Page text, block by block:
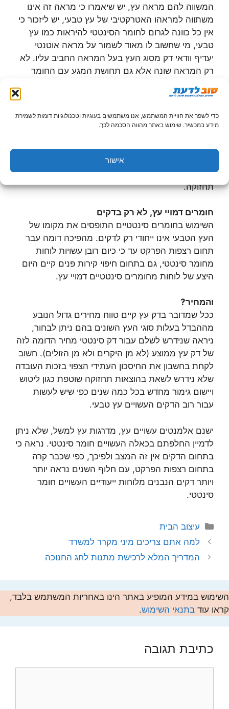
כדי לשפר את חוויית המשתמש, אנו משתמשים בעוגיות וטכנולוגיות דומות לשמירת
מידע במכשיר. שימוש באתר מהווה הסכמה לכך.
אישור
המשווה להם מראה עץ, יש שיאמרו כי מראה זה אינו
משתווה למראהו האטרקטיבי של עץ טבעי, יש ליזכור כי
אין כל כוונה לגרום לחומר הסינטטי להיראות כמו עץ
טבעי, מי שחשוב לו מאוד לשמור על מראה אוטנטי
יעדיף וודאי דק מסוג העץ בעל המראה החביב עליו. לא
רק המראה שונה אלא גם תחושת המגע עם החומר
במיוחד למטרה זו הוא ניחן בתכונות
שגם לסוגי העץ העמידים ביותר קשה להתחרות בהם.
דקים מחומר סינטטי הם פשוטים יחסית להקמה,
שומרים על מראה חדש לאורך זמן וכמעט אינם דורשים
תחזוקה.
חומרים דמויי עץ, לא רק בדקים
השימוש בחומרים סינטטיים התופסים את מקומו של
העץ הטבעי אינו ייחודי רק לדקים. מהפיכה דומה עבר
תחום רצפות הפרקט עד כי כיום רובן עשויות לוחות
מחומר סינטטי, גם בתחום חיפוי קירות פנים קיים היום
היצע של לוחות מחומרים סינטטיים דמויי עץ.
והמחיר?
ככל שמדובר בדק עץ קיים טווח מחירים גדול הנובע
מההבדל בעלות סוגי העץ השונים בהם ניתן לבחור,
ניראה שנידרש לשלם עבור דק סינטטי מחיר הדומה לזה
של דק עץ ממוצע (לא מן היקרים ולא מן הזולים). חשוב
לקחת בחשבון את החיסכון העתידי הצפוי בזכות העובדה
שלא נידרש לשאת בהוצאות תחזוקה שוטפת כגון ליטוש
ויישום גימור מחדש בכל כמה שנים כפי שיש לעשות
עבור רוב הדקים העשויים עץ טבעי.
ישנם אלמנטים עשויים עץ, מדרגות עץ למשל, שלא ניתן
לדמיין החלפתם בכאלה העשויים חומר סינטטי. נראה כי
בתחום הדקים אין זה המצב ולפיכך, כפי שכבר קרה
בתחום רצפות הפרקט, עם חלוף השנים נראה יותר
ויותר דקים הנבנים מלוחות ייעודיים העשויים חומר
סינטטי.
קטגוריות
עיצוב הבית
למה אתם צריכים מיני מקרר למשרד
המדריך המלא לרכישת מתנות לחג החנוכה
השימוש במידע המופיע באתר הינו באחריות המשתמש בלבד,
קראו עוד בתנאי השימוש.
כתיבת תגובה